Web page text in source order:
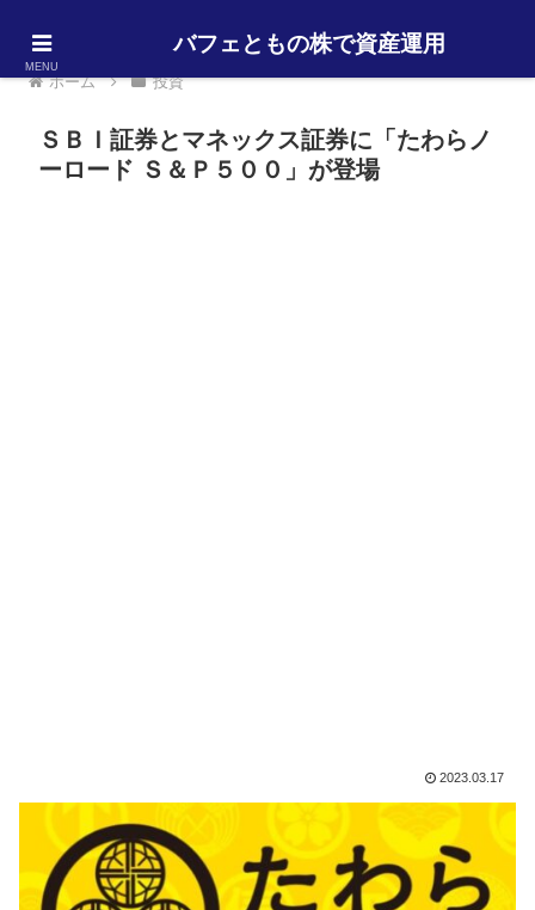
ホーム 投資
ＳＢＩ証券とマネックス証券に「たわらノ
ーロード Ｓ＆Ｐ５００」が登場
2023.03.17
MENU
バフェともの株で資産運用